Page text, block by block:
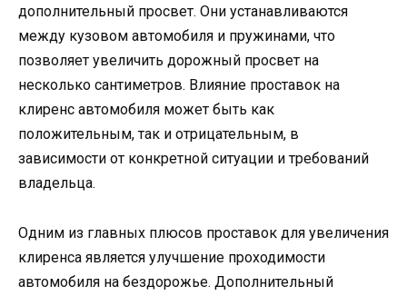
дополнительный просвет. Они устанавливаются
между кузовом автомобиля и пружинами, что
позволяет увеличить дорожный просвет на
несколько сантиметров. Влияние проставок на
клиренс автомобиля может быть как
положительным, так и отрицательным, в
зависимости от конкретной ситуации и требований
владельца.
Одним из главных плюсов проставок для увеличения
клиренса является улучшение проходимости
автомобиля на бездорожье. Дополнительный